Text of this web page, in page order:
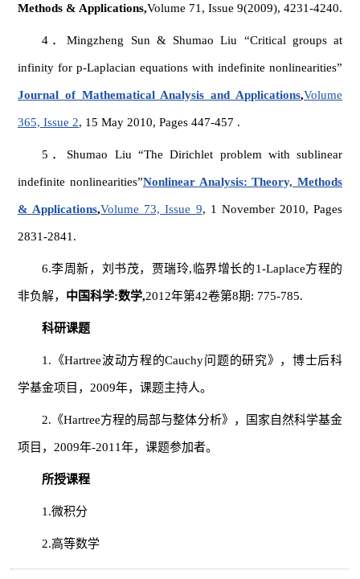
Methods & Applications,Volume 71, Issue 9(2009), 4231-4240.
4．Mingzheng Sun & Shumao Liu “Critical groups at
infinity for p-Laplacian equations with indefinite nonlinearities”
Journal of Mathematical Analysis and Applications,Volume
365, Issue 2, 15 May 2010, Pages 447-457 .
5．Shumao Liu “The Dirichlet problem with sublinear
indefinite nonlinearities”Nonlinear Analysis: Theory, Methods
& Applications,Volume 73, Issue 9, 1 November 2010, Pages
2831-2841.
6.李周新，刘书茂，贾瑞玲,临界增长的1-Laplace方程的
非负解， 中国科学:数学,2012年第42卷第8期: 775-785.
科研课题
1.《Hartree波动方程的Cauchy问题的研究》，博士后科
学基金项目，2009年，课题主持人。
2.《Hartree方程的局部与整体分析》，国家自然科学基金
项目，2009年-2011年，课题参加者。
所授课程
1.微积分
2.高等数学